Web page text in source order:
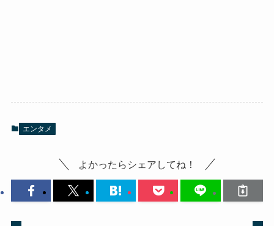
エンタメ
よかったらシェアしてね！